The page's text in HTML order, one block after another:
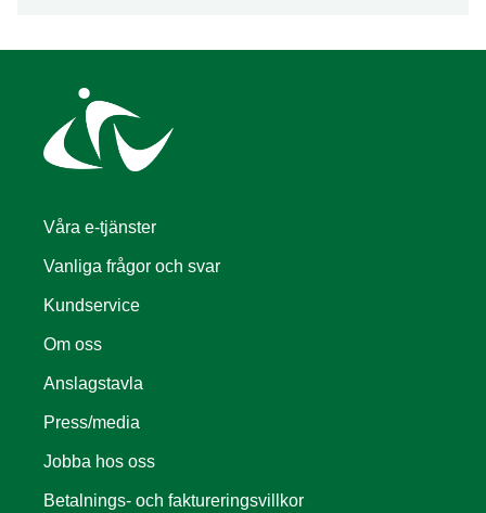
Våra e-tjänster
Vanliga frågor och svar
Kundservice
Om oss
Anslagstavla
Press/media
Jobba hos oss
Betalnings- och faktureringsvillkor